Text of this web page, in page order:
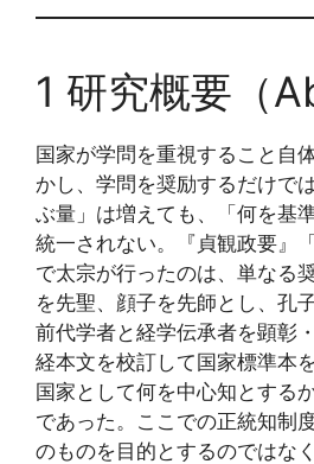
1 研究概要（
国家が学問を重視すること自
かし、学問を奨励するだけで
ぶ量」は増えても、「何を基
統一されない。『貞観政要』
で太宗が行ったのは、単なる
を先聖、顔子を先師とし、孔
前代学者と経学伝承者を顕彰
経本文を校訂して国家標準本
国家として何を中心知とする
であった。ここでの正統知制
のものを目的とするのではな